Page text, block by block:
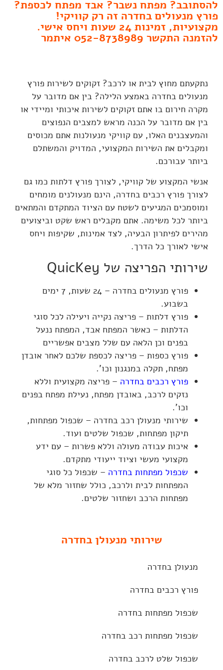
להסתובב? מפתח נשבר? אבד מפתח לכספת?
פורץ מנעולים בחדרה זה רק קוויקי!
מקצועיות, זמינות 24 שעות ויחס אישי.
להזמנה התקשר 052-8738989 איתמר
נתקעתם מחוץ לבית או לרכב? זקוקים לשירות פורץ
מנעולים בחדרה באמצע הלילה? בין אם מדובר על
מקרה חירום בו אתם זקוקים לשירות איכותי ומיידי או
בין אם מדובר על הכנה מראש למצבים הנפוצים
והמעצבנים האלו, עם קוויקי מנעולנות אתם מכוסים
ומקבלים את השירות המקצועי, המדויק והמשתלם
ביותר עבורכם.
אנשי המקצוע של קוויקי, לצורך פורץ דלתות כמו גם
לצורך פורץ רכבים בחדרה, הינם מנעולנים מומחים
ומוסמכים המגיעים לשטח עם הציוד המתקדם והמתאים
ביותר לכל משימה. אתם מקבלים ראש שקט וביצועים
מהירים לפיתרון הבעיה, לצד אמינות, שקיפות ויחס
אישי לאורך כל הדרך.
שירותי הפריצה של QuicKey
פורץ מנעולים בחדרה – 24 שעות, 7 ימים
בשבוע.
פורץ דלתות – פריצה נקייה ויעילה לכל סוגי
הדלתות – כאשר המפתח אבד, המפתח ננעל
בפנים וכן הלאה עם שלל מצבים אפשריים
פורץ כספות – פריצה לכספת שלכם לאחר אובדן
מפתח, תקלה במנגנון וכו'.
פורץ רכבים בחדרה – פריצה מקצועית וללא
נזקים לרכב, באובדן מפתח, נעילת מפתח בפנים
וכו'.
שירותי מנעולן רכב בחדרה – שכפול מפתחות,
תיקון מפתחות, שכפול שלטים ועוד.
איכות עבודה מעולה וללא פשרות – עם ידע
מקצועי מעשי וציוד ייעודי מתקדם.
שכפול מפתחות בחדרה – שכפול כל סוגי
המפתחות לבית ולרכב, כולל שחזור מלא של
מפתחות הרכב ושחזור שלטים.
שירותי מנעולן בחדרה
מנעולן בחדרה
פורץ רכבים בחדרה
שכפול מפתחות בחדרה
שכפול מפתחות רכב בחדרה
שכפול שלט לרכב בחדרה